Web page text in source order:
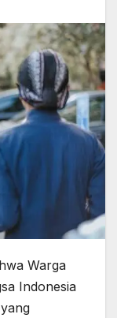
Warga
Indonesia